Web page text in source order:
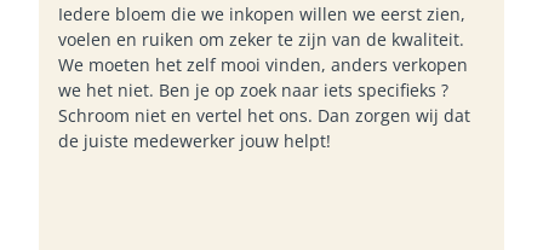
Iedere bloem die we inkopen willen we eerst zien,
voelen en ruiken om zeker te zijn van de kwaliteit.
We moeten het zelf mooi vinden, anders verkopen
we het niet. Ben je op zoek naar iets specifieks ?
Schroom niet en vertel het ons. Dan zorgen wij dat
de juiste medewerker jouw helpt!